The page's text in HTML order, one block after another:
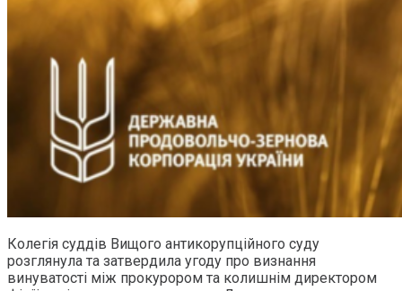
Колегія суддів Вищого антикорупційного суду
розглянула та затвердила угоду про визнання
винуватості між прокурором та колишнім директором